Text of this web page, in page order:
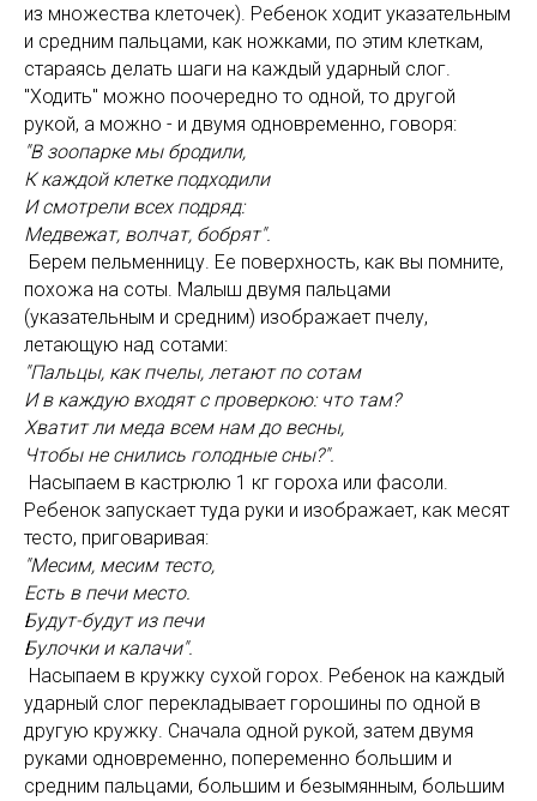
из множества клеточек). Ребенок ходит указательным
и средним пальцами, как ножками, по этим клеткам,
стараясь делать шаги на каждый ударный слог.
"Ходить" можно поочередно то одной, то другой
рукой, а можно - и двумя одновременно, говоря:
"В зоопарке мы бродили,
К каждой клетке подходили
И смотрели всех подряд:
Медвежат, волчат, бобрят".
Берем пельменницу. Ее поверхность, как вы помните,
похожа на соты. Малыш двумя пальцами
(указательным и средним) изображает пчелу,
летающую над сотами:
"Пальцы, как пчелы, летают по сотам
И в каждую входят с проверкою: что там?
Хватит ли меда всем нам до весны,
Чтобы не снились голодные сны?".
Насыпаем в кастрюлю 1 кг гороха или фасоли.
Ребенок запускает туда руки и изображает, как месят
тесто, приговаривая:
"Месим, месим тесто,
Есть в печи место.
Будут-будут из печи
Булочки и калачи".
Насыпаем в кружку сухой горох. Ребенок на каждый
ударный слог перекладывает горошины по одной в
другую кружку. Сначала одной рукой, затем двумя
руками одновременно, попеременно большим и
средним пальцами, большим и безымянным, большим